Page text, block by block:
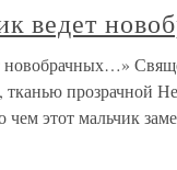
ведет
прозрачной
чем этот мальчик